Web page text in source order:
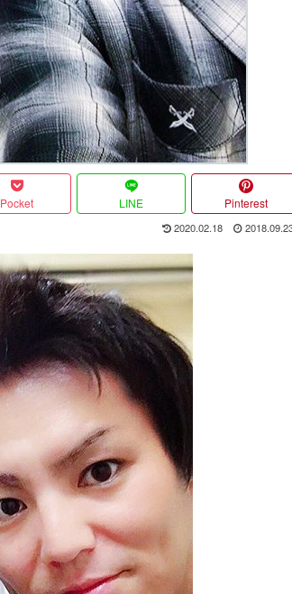
Pocket LINE Pinterest
2020.02.18